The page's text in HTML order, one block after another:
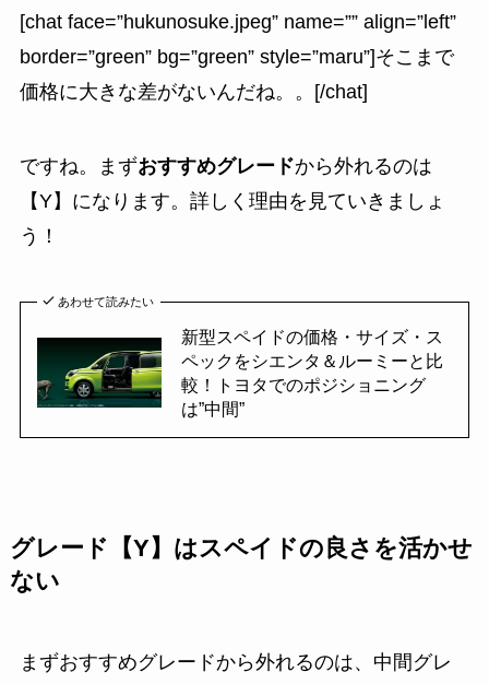
[chat face=”hukunosuke.jpeg” name=”” align=”left”
border=”green” bg=”green” style=”maru”]そこまで
価格に大きな差がないんだね。。[/chat]
ですね。まずおすすめグレードから外れるのは
【Y】になります。詳しく理由を見ていきましょ
う！
あわせて読みたい
新型スペイドの価格・サイズ・ス
ペックをシエンタ＆ルーミーと比
較！トヨタでのポジショニング
は”中間”
グレード【Y】はスペイドの良さを活かせ
ない
まずおすすめグレードから外れるのは、中間グレ